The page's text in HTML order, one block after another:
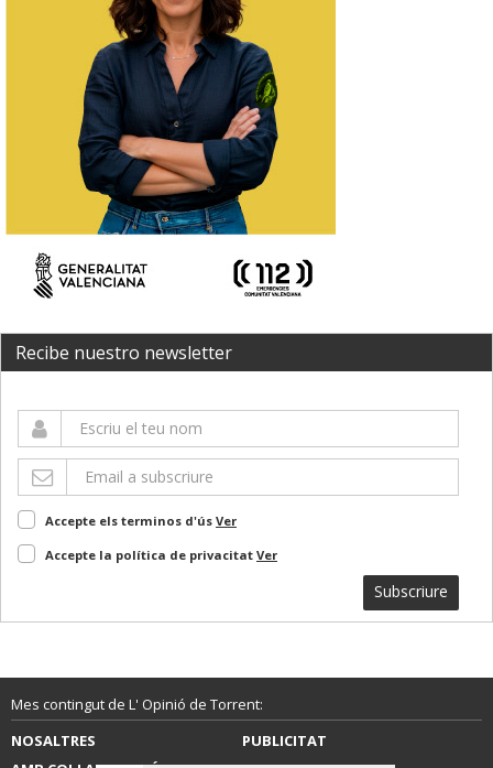
Recibe nuestro newsletter
Accepte els terminos d'ús Ver
Accepte la política de privacitat Ver
Subscriure
Mes contingut de L' Opinió de Torrent:
NOSALTRES
PUBLICITAT